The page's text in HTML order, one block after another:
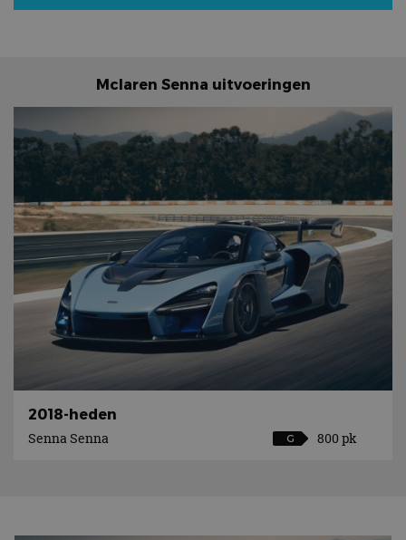
Mclaren Senna uitvoeringen
2018-heden
Senna Senna
G 800 pk